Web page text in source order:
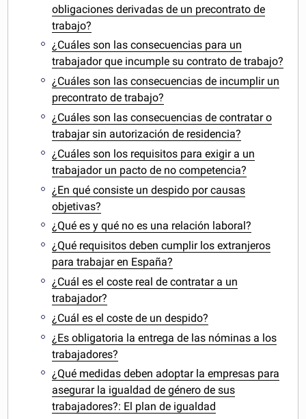
obligaciones derivadas de un precontrato de
trabajo?
¿Cuáles son las consecuencias para un
trabajador que incumple su contrato de trabajo?
¿Cuáles son las consecuencias de incumplir un
precontrato de trabajo?
¿Cuáles son las consecuencias de contratar o
trabajar sin autorización de residencia?
¿Cuáles son los requisitos para exigir a un
trabajador un pacto de no competencia?
¿En qué consiste un despido por causas
objetivas?
¿Qué es y qué no es una relación laboral?
¿Qué requisitos deben cumplir los extranjeros
para trabajar en España?
¿Cuál es el coste real de contratar a un
trabajador?
¿Cuál es el coste de un despido?
¿Es obligatoria la entrega de las nóminas a los
trabajadores?
¿Qué medidas deben adoptar la empresas para
asegurar la igualdad de género de sus
trabajadores?: El plan de igualdad